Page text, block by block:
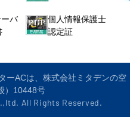
バ
個人情報保護士
認定証
ーACは、株式会社ミタデンの空
）10448号
All Rights Reserved.